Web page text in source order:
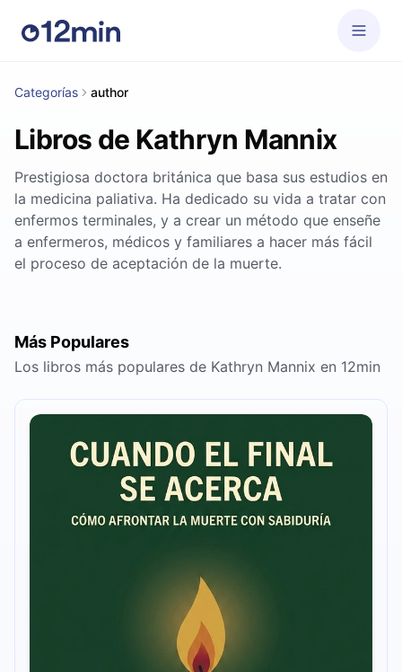
Categorías author
Libros de Kathryn Mannix
Prestigiosa doctora británica que basa sus estudios en
la medicina paliativa. Ha dedicado su vida a tratar con
enfermos terminales, y a crear un método que enseñe
a enfermeros, médicos y familiares a hacer más fácil
el proceso de aceptación de la muerte.
Más Populares
Los libros más populares de Kathryn Mannix en 12min